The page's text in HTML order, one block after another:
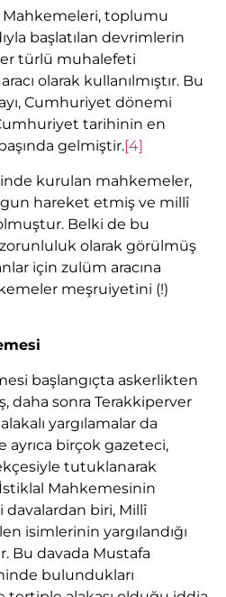
toplumu
başlatılan devrimlerin
türlü muhalefeti
olarak kullanılmıştır. Bu
Cumhuriyet dönemi
tarihinin en
gelmiştir.[4]
kurulan mahkemeler,
hareket etmiş ve millî
Belki de bu
olarak görülmüş
için zulüm aracına
meşruiyetini (!)
başlangıçta askerlikten
daha sonra Terakkiperver
yargılamalar da
ayrıca birçok gazeteci,
tutuklanarak
İstiklal Mahkemesinin
biri, Millî
isimlerinin yargılandığı
Bu davada Mustafa
bulundukları